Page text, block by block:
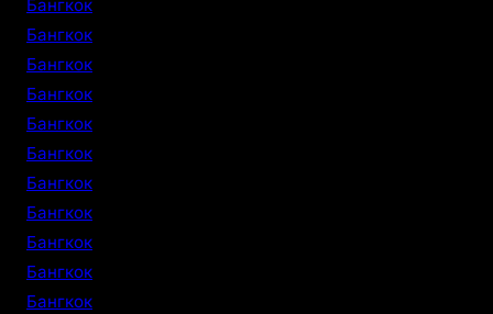
Бангкок
Бангкок
Бангкок
Бангкок
Бангкок
Бангкок
Бангкок
Бангкок
Бангкок
Бангкок
Бангкок